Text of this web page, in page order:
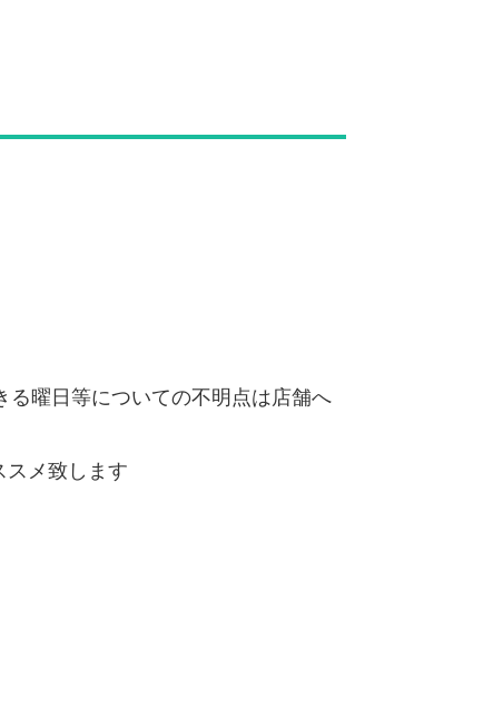
曜日等についての不明点は店舗へ
メ致します